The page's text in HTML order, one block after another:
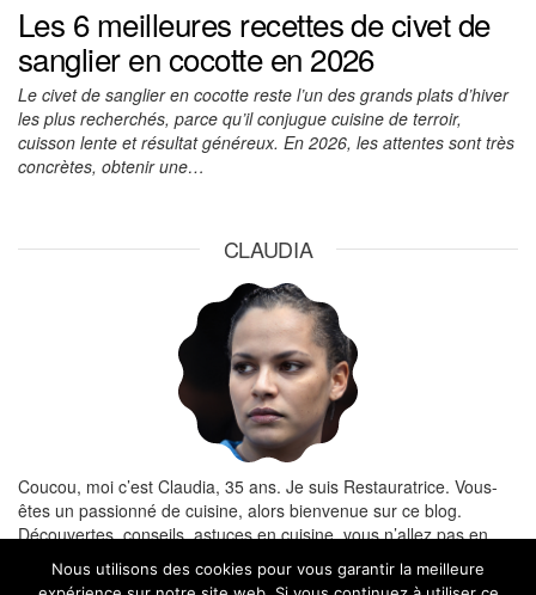
Les 6 meilleures recettes de civet de
sanglier en cocotte en 2026
Le civet de sanglier en cocotte reste l’un des grands plats d’hiver
les plus recherchés, parce qu’il conjugue cuisine de terroir,
cuisson lente et résultat généreux. En 2026, les attentes sont très
concrètes, obtenir une…
CLAUDIA
Coucou, moi c’est Claudia, 35 ans. Je suis Restauratrice. Vous-
êtes un passionné de cuisine, alors bienvenue sur ce blog.
Découvertes, conseils, astuces en cuisine, vous n’allez pas en
manquer.Nous utilisons des cookies pour vous garantir la meilleure